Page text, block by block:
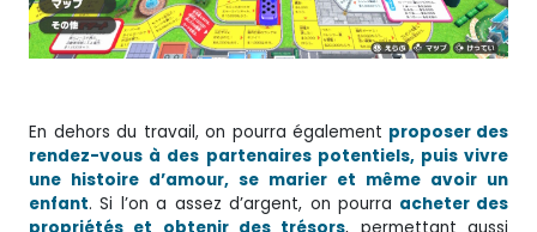
En dehors du travail, on pourra également proposer des
rendez-vous à des partenaires potentiels, puis vivre
une histoire d’amour, se marier et même avoir un
enfant. Si l’on a assez d’argent, on pourra acheter des